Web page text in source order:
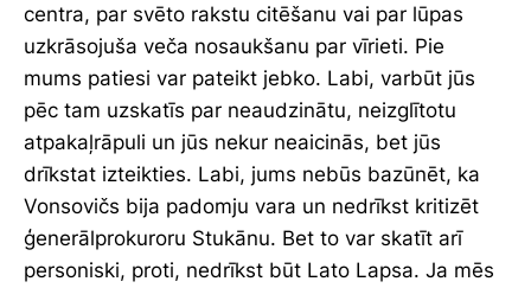
centra, par svēto rakstu citēšanu vai par lūpas
uzkrāsojuša veča nosaukšanu par vīrieti. Pie
mums patiesi var pateikt jebko. Labi, varbūt jūs
pēc tam uzskatīs par neaudzinātu, neizglītotu
atpakaļrāpuli un jūs nekur neaicinās, bet jūs
drīkstat izteikties. Labi, jums nebūs bazūnēt, ka
Vonsovičs bija padomju vara un nedrīkst kritizēt
ģenerālprokuroru Stukānu. Bet to var skatīt arī
personiski, proti, nedrīkst būt Lato Lapsa. Ja mēs